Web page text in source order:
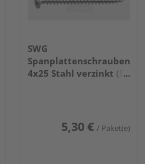
SWG
Spanplattenschrauben
4x25 Stahl verzinkt (50
5,30 € / Paket(e)